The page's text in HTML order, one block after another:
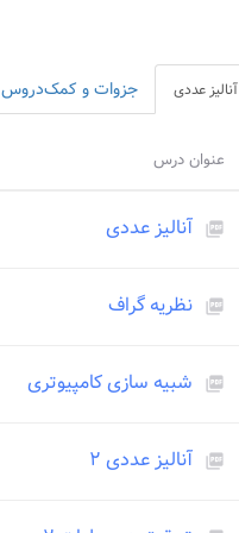
آنالیز عددی جزوات و کمک‌دروس
عنوان درس
picture_as_pdf آنالیز عددی
picture_as_pdf نظریه گراف
picture_as_pdf شبیه سازی کامپیوتری
picture_as_pdf آنالیز عددی ۲